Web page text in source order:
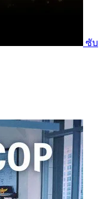
ซับ